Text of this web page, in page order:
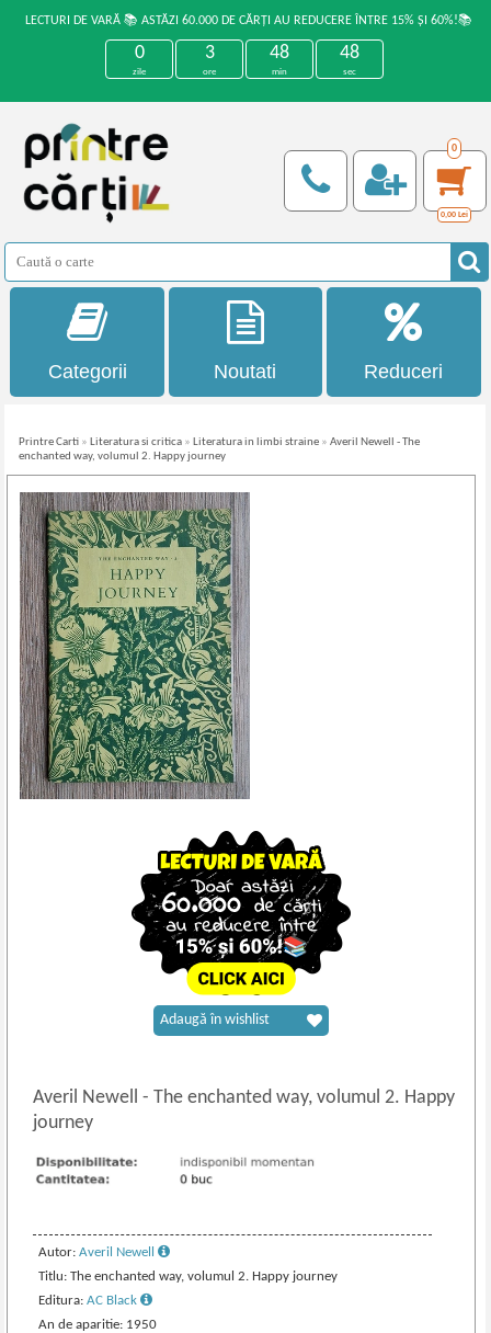
LECTURI DE VARĂ 📚 ASTĂZI 60.000 DE CĂRȚI AU REDUCERE ÎNTRE 15% ȘI 60%!📚
0
zile
3
ore
48
min
48
sec
0
0,00 Lei
Categorii Noutati Reduceri
Printre Carti » Literatura si critica » Literatura in limbi straine »Averil Newell - The
enchanted way, volumul 2. Happy journey
Averil Newell- The enchanted way, volumul 2. Happy
journey
Autor:Averil Newell
Titlu: The enchanted way, volumul 2. Happy journey
Editura:AC Black
An de aparitie: 1950
Adaugă în wishlist